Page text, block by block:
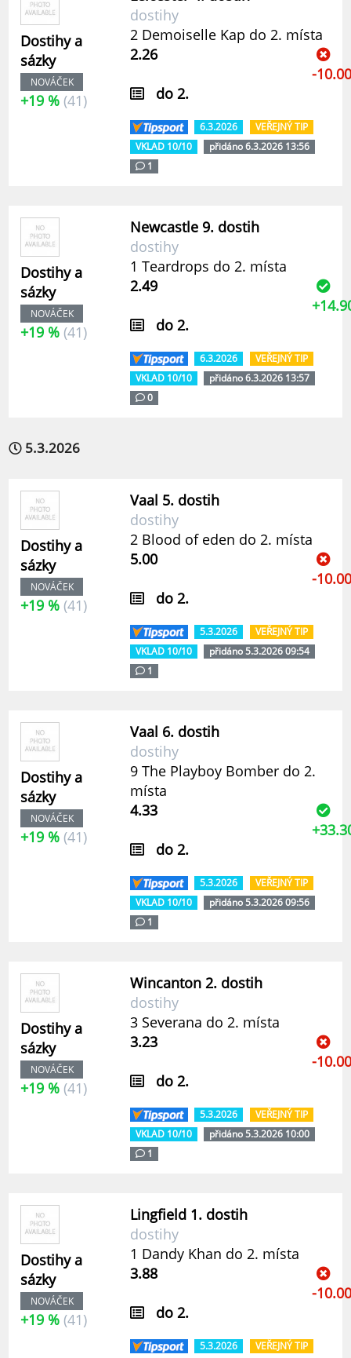
Dostihy a
sázky
NOVÁČEK
+19 % (41)
dostihy
2 Demoiselle Kap do 2. místa
2.26
do 2.
-10.00
6.3.2026
VEŘEJNÝ TIP
VKLAD 10/10
přidáno 6.3.2026 13:56
1
Dostihy a
sázky
NOVÁČEK
+19 % (41)
Newcastle 9. dostih
dostihy
1 Teardrops do 2. místa
2.49
do 2.
6.3.2026
VEŘEJNÝ TIP
VKLAD 10/10
přidáno 6.3.2026 13:57
0
5.3.2026
Dostihy a
sázky
NOVÁČEK
+19 % (41)
Vaal 5. dostih
dostihy
2 Blood of eden do 2. místa
5.00
do 2.
-10.00
5.3.2026
VEŘEJNÝ TIP
VKLAD 10/10
přidáno 5.3.2026 09:54
1
Dostihy a
sázky
NOVÁČEK
+19 % (41)
Vaal 6. dostih
dostihy
9 The Playboy Bomber do 2.
místa
4.33
do 2.
5.3.2026
VEŘEJNÝ TIP
VKLAD 10/10
přidáno 5.3.2026 09:56
1
Dostihy a
sázky
NOVÁČEK
+19 % (41)
Wincanton 2. dostih
dostihy
3 Severana do 2. místa
3.23
do 2.
-10.00
5.3.2026
VEŘEJNÝ TIP
VKLAD 10/10
přidáno 5.3.2026 10:00
1
Dostihy a
sázky
NOVÁČEK
+19 % (41)
Lingfield 1. dostih
dostihy
1 Dandy Khan do 2. místa
3.88
do 2.
-10.00
5.3.2026
VEŘEJNÝ TIP